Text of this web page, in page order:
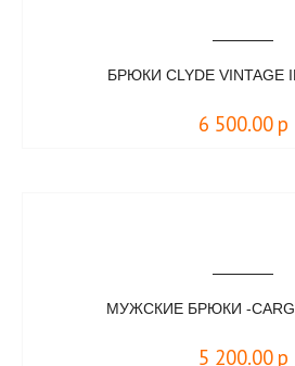
БРЮКИ CLYDE VINTAGE
6 500.00 р
МУЖСКИЕ БРЮКИ -
5 200.00 р